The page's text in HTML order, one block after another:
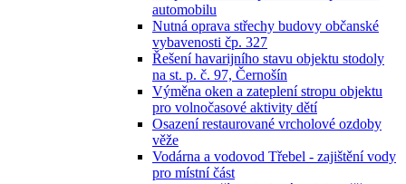
automobilu
Nutná oprava střechy budovy občanské
vybavenosti čp. 327
Řešení havarijního stavu objektu stodoly
na st. p. č. 97, Černošín
Výměna oken a zateplení stropu objektu
pro volnočasové aktivity dětí
Osazení restaurované vrcholové ozdoby
věže
Vodárna a vodovod Třebel - zajištění vody
pro místní část